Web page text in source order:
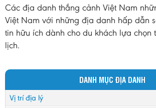
Các địa danh thắng cảnh Việt Nam
Việt Nam với những địa danh hấp dẫn
tin hữu ích dành cho du khách lựa chọn
lịch.
DANH MỤC ĐỊA DANH
Vị trí địa lý